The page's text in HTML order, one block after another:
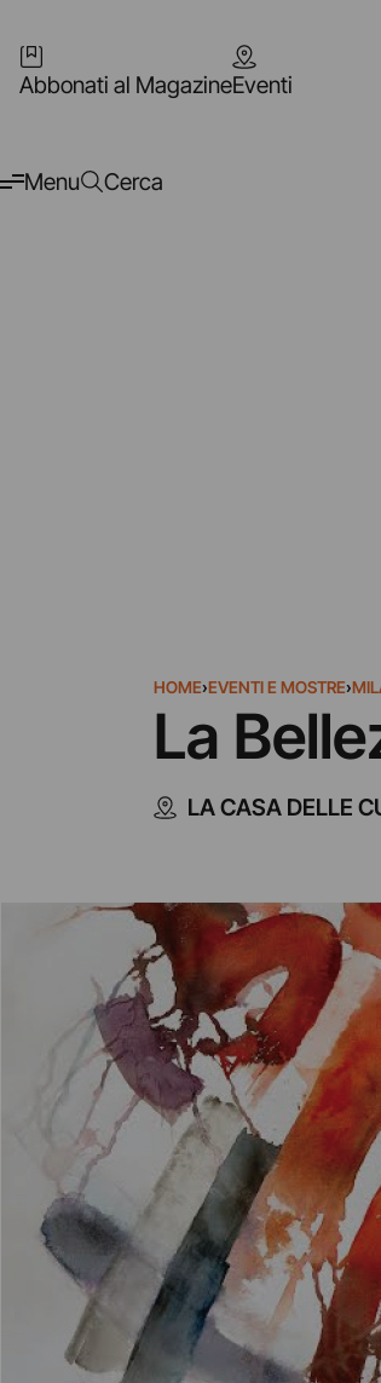
Abbonati al MagazineEventi
Menu Cerca
HOME›EVENTI E MOSTRE›
La
LA CASA DELLE